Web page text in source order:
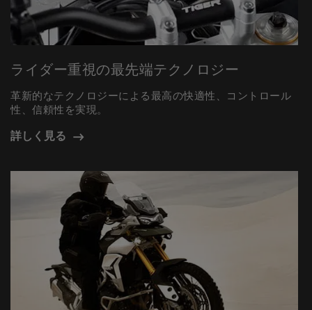
ライダー重視の最先端テクノロジー
革新的なテクノロジーによる最高の快適性、コントロール
性、信頼性を実現。
詳しく見る